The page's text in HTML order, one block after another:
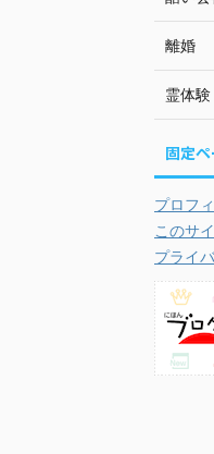
離婚
霊体験
固定
プロフ
このサ
プライ